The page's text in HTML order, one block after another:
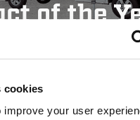
cookies
your user
– Årets